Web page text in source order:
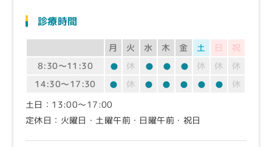
診療時間
月 火 水 木 金 土 日 祝
8:30〜11:30 休 休 休 休
14:30〜17:30 休 休
土日：13:00〜17:00
定休日：火曜日・土曜午前・日曜午前・祝日